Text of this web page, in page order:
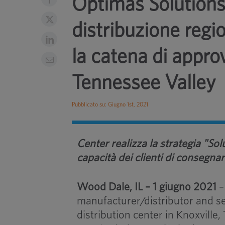
Optimas
distribuzione
la catena di
Tennessee Valley
Pubblicato su: Giugno 1st, 2021
Center realizza la strategia
capacità dei clienti di
Wood Dale, IL – 1 giugno 2021
manufacturer/distributor and
distribution center in